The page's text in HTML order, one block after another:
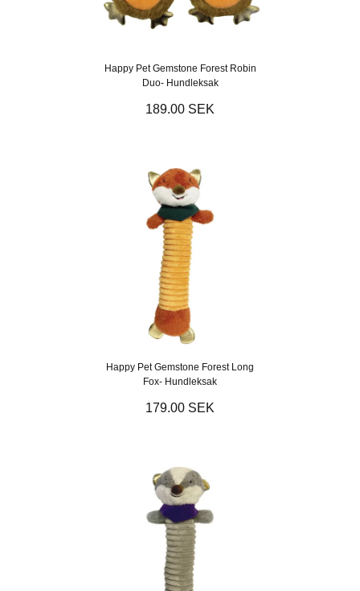
Happy Pet Gemstone Forest Robin
Duo- Hundleksak
189.00 SEK
Happy Pet Gemstone Forest Long
Fox- Hundleksak
179.00 SEK